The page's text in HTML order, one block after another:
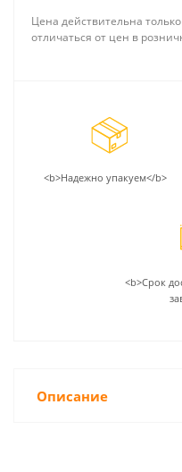
Цена действительна
отличаться от цен в
<b>Надежно упакуем</b>
<b>Срок
Описание